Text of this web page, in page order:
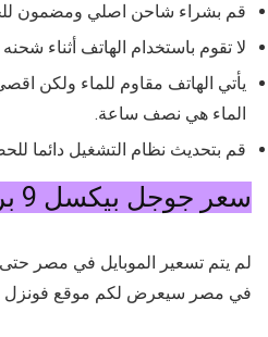
قم بشراء شاحن اصلي ومضمون
لا تقوم باستخدام الهاتف أثناء
يأتي الهاتف مقاوم للماء ولكن
الماء هي نصف ساعة.
قم بتحديث نظام التشغيل دائما
سعر جوجل بيكسل 9 برو في الخارج
لم يتم تسعير الموبايل في مصر
في مصر سيعرض لكم موقع فونزل